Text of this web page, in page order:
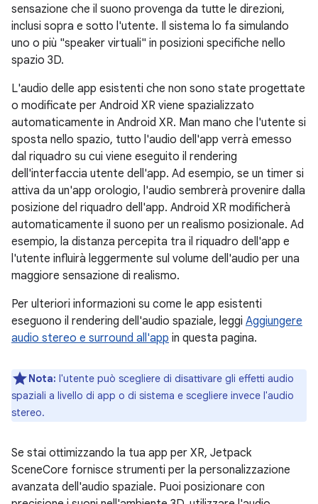
sensazione che il suono provenga da tutte le direzioni,
inclusi sopra e sotto l'utente. Il sistema lo fa simulando
uno o più "speaker virtuali" in posizioni specifiche nello
spazio 3D.
L'audio delle app esistenti che non sono state progettate
o modificate per Android XR viene spazializzato
automaticamente in Android XR. Man mano che l'utente si
sposta nello spazio, tutto l'audio dell'app verrà emesso
dal riquadro su cui viene eseguito il rendering
dell'interfaccia utente dell'app. Ad esempio, se un timer si
attiva da un'app orologio, l'audio sembrerà provenire dalla
posizione del riquadro dell'app. Android XR modificherà
automaticamente il suono per un realismo posizionale. Ad
esempio, la distanza percepita tra il riquadro dell'app e
l'utente influirà leggermente sul volume dell'audio per una
maggiore sensazione di realismo.
Per ulteriori informazioni su come le app esistenti
eseguono il rendering dell'audio spaziale, leggi Aggiungere
audio stereo e surround all'app in questa pagina.
Nota: l'utente può scegliere di disattivare gli effetti audio
spaziali a livello di app o di sistema e scegliere invece l'audio
stereo.
Se stai ottimizzando la tua app per XR, Jetpack
SceneCore fornisce strumenti per la personalizzazione
avanzata dell'audio spaziale. Puoi posizionare con